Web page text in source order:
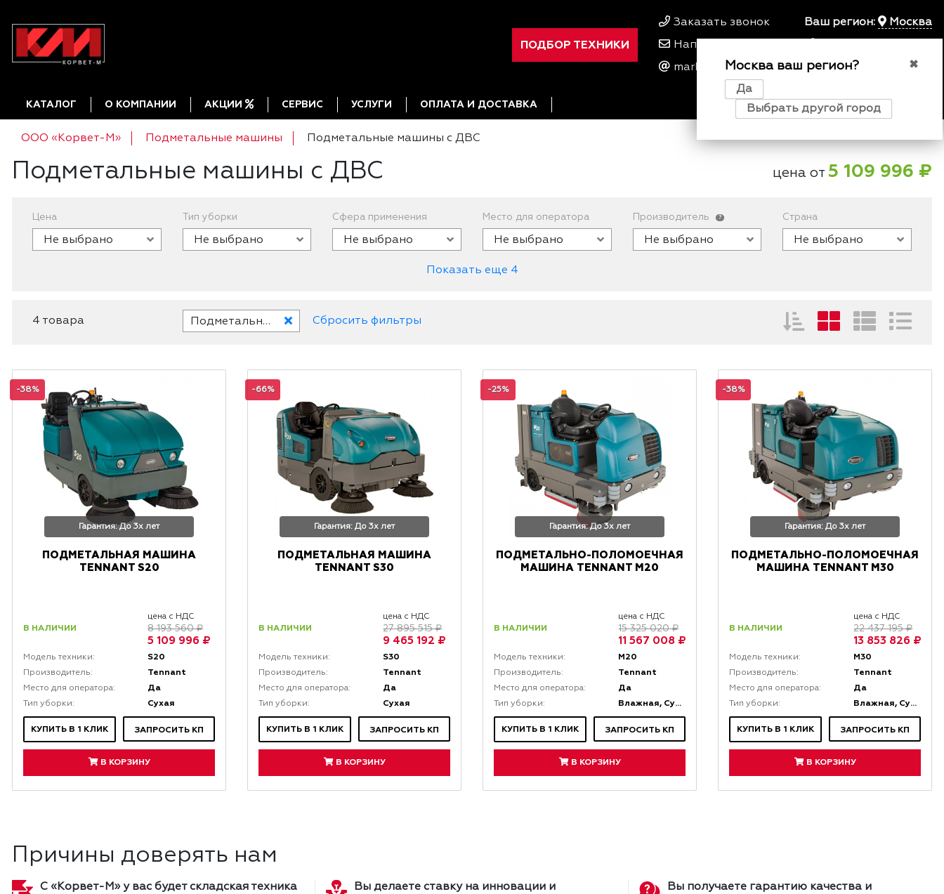
ПОДБОР ТЕХНИКИ
Заказать звонок
Написать нам
marketing@kfork.ru
Ваш регион: Москва
✖
Москва ваш регион?
Да
Выбрать другой город
Пн-Пт 9
00
КАТАЛОГ О КОМПАНИИ АКЦИИ СЕРВИС УСЛУГИ ОПЛАТА И ДОСТАВКА 0
ООО «Корвет-М» Подметальные машины Подметальные машины с ДВС
цена от 5 109 996 ₽
Подметальные машины с ДВС
Цена
Не выбрано
Тип уборки
Не выбрано
Сфера применения
Не выбрано
Место для оператора
Не выбрано
Производитель ?
Не выбрано
Страна
Не выбрано
Показать еще 4
4 товара Подметальные машины с ДВС Сбросить фильтры
-38%
Гарантия: До 3х лет
ПОДМЕТАЛЬНАЯ МАШИНА
TENNANT S20
В НАЛИЧИИ
цена с НДС
8 193 560 ₽
5 109 996 ₽
Модель техники: S20
Производитель: Tennant
Место для оператора: Да
Тип уборки: Сухая
КУПИТЬ В 1 КЛИК ЗАПРОСИТЬ КП
В КОРЗИНУ
-66%
Гарантия: До 3х лет
ПОДМЕТАЛЬНАЯ МАШИНА
TENNANT S30
В НАЛИЧИИ
цена с НДС
27 895 515 ₽
9 465 192 ₽
Модель техники: S30
Производитель: Tennant
Место для оператора: Да
Тип уборки: Сухая
КУПИТЬ В 1 КЛИК ЗАПРОСИТЬ КП
В КОРЗИНУ
-25%
Гарантия: До 3х лет
ПОДМЕТАЛЬНО-ПОЛОМОЕЧНАЯ
МАШИНА TENNANT M20
В НАЛИЧИИ
цена с НДС
15 325 020 ₽
11 567 008 ₽
Модель техники: M20
Производитель: Tennant
Место для оператора: Да
Тип уборки: Влажная, Сухая
КУПИТЬ В 1 КЛИК ЗАПРОСИТЬ КП
В КОРЗИНУ
-38%
Гарантия: До 3х лет
ПОДМЕТАЛЬНО-ПОЛОМОЕЧНАЯ
МАШИНА TENNANT M30
В НАЛИЧИИ
цена с НДС
22 437 195 ₽
13 853 826 ₽
Модель техники: M30
Производитель: Tennant
Место для оператора: Да
Тип уборки: Влажная, Сухая
КУПИТЬ В 1 КЛИК ЗАПРОСИТЬ КП
В КОРЗИНУ
Причины доверять нам
С «Корвет-М» у вас будет складская техника
Вы делаете ставку на инновации и
Вы получаете гарантию качества и